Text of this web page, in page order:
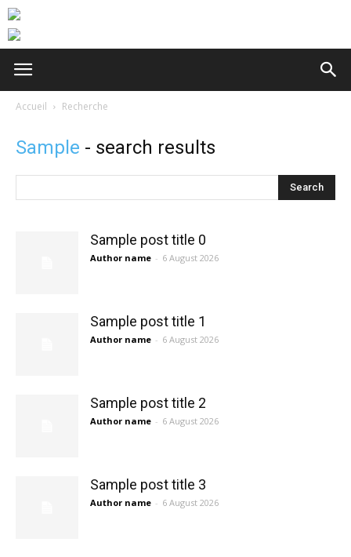
Accueil Recherche
Sample - search results
Search
Sample post title 0
Author name - 6 August 2026
Sample post title 1
Author name - 6 August 2026
Sample post title 2
Author name - 6 August 2026
Sample post title 3
Author name - 6 August 2026